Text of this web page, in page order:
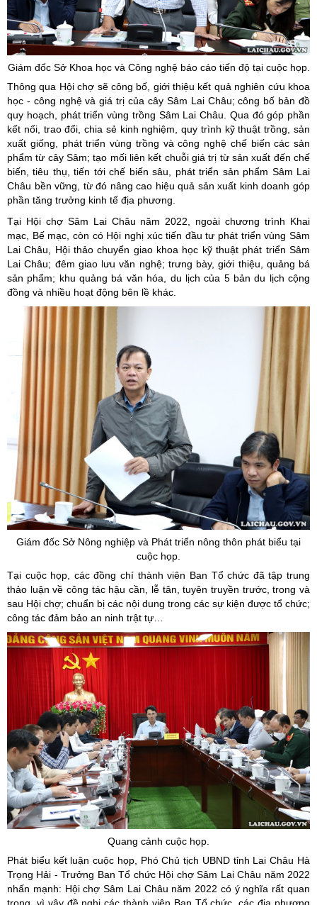
Giám đốc Sở Khoa học và Công nghệ báo cáo tiến độ tại cuộc họp.
Thông qua Hội chợ sẽ công bố, giới thiệu kết quả nghiên cứu khoa
học - công nghệ và giá trị của cây Sâm Lai Châu; công bố bản đồ
quy hoạch, phát triển vùng trồng Sâm Lai Châu. Qua đó góp phần
kết nối, trao đổi, chia sẻ kinh nghiệm, quy trình kỹ thuật trồng, sản
xuất giống, phát triển vùng trồng và công nghệ chế biến các sản
phẩm từ cây Sâm; tạo mối liên kết chuỗi giá trị từ sản xuất đến chế
biến, tiêu thụ, tiến tới chế biến sâu, phát triển sản phẩm Sâm Lai
Châu bền vững, từ đó nâng cao hiệu quả sản xuất kinh doanh góp
phần tăng trưởng kinh tế địa phương.
Tại Hội chợ Sâm Lai Châu năm 2022, ngoài chương trình Khai
mạc, Bế mạc, còn có Hội nghị xúc tiến đầu tư phát triển vùng Sâm
Lai Châu, Hội thảo chuyển giao khoa học kỹ thuật phát triển Sâm
Lai Châu; đêm giao lưu văn nghệ; trưng bày, giới thiệu, quảng bá
sản phẩm; khu quảng bá văn hóa, du lịch của 5 bản du lịch cộng
đồng và nhiều hoạt động bên lề khác.
Giám đốc Sở Nông nghiệp và Phát triển nông thôn phát biểu tại
cuộc họp.
Tại cuộc họp, các đồng chí thành viên Ban Tổ chức đã tập trung
thảo luận về công tác hậu cần, lễ tân, tuyên truyền trước, trong và
sau Hội chợ; chuẩn bị các nội dung trong các sự kiện được tổ chức;
công tác đảm bảo an ninh trật tự…
Quang cảnh cuộc họp.
Phát biểu kết luận cuộc họp, Phó Chủ tịch UBND tỉnh Lai Châu Hà
Trọng Hải - Trưởng Ban Tổ chức Hội chợ Sâm Lai Châu năm 2022
nhấn mạnh: Hội chợ Sâm Lai Châu năm 2022 có ý nghĩa rất quan